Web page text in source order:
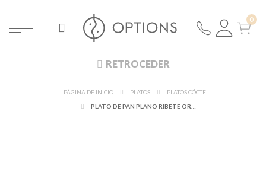
RETROCEDER
PÁGINA DE INICIO PLATOS
PLATOS CÓCTEL